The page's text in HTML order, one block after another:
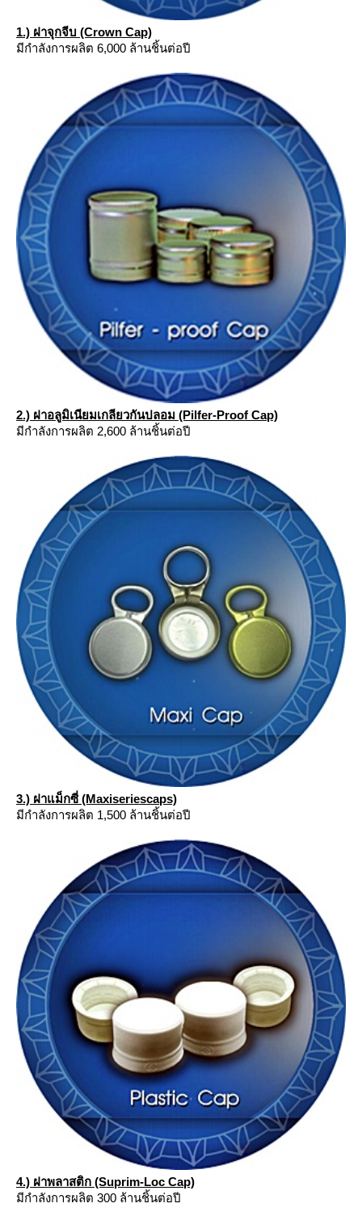
1.) ฝาจุกจีบ (Crown Cap)
มีกำลังการผลิต 6,000 ล้านชิ้นต่อปี
2.) ฝาอลูมิเนียมเกลียวกันปลอม (Pilfer-Proof Cap)
มีกำลังการผลิต 2,600 ล้านชิ้นต่อปี
3.) ฝาแม็กซี่ (Maxiseriescaps)
มีกำลังการผลิต 1,500 ล้านชิ้นต่อปี
4.) ฝาพลาสติก (Suprim-Loc Cap)
มีกำลังการผลิต 300 ล้านชิ้นต่อปี